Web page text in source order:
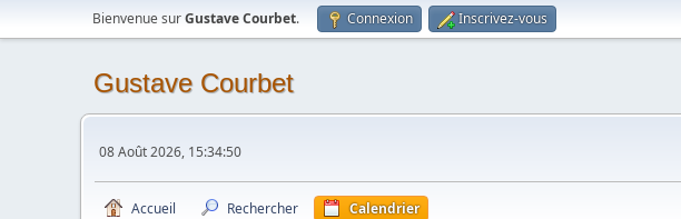
Bienvenue surGustave Courbet. Connexion Inscrivez-vous
Gustave Courbet
08 Août 2026, 15:34:50
Accueil Rechercher Calendrier